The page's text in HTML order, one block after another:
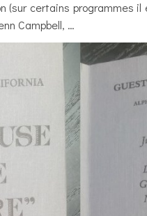
certains programmes il
Campbell, …